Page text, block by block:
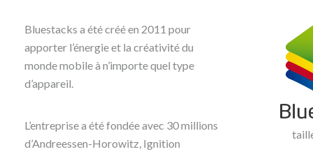
Bluestacks a été créé en 2011 pour
apporter l’énergie et la créativité du
monde mobile à n’importe quel type
d’appareil.
L’entreprise a été fondée avec 30 millions
d’Andreessen-Horowitz, Ignition